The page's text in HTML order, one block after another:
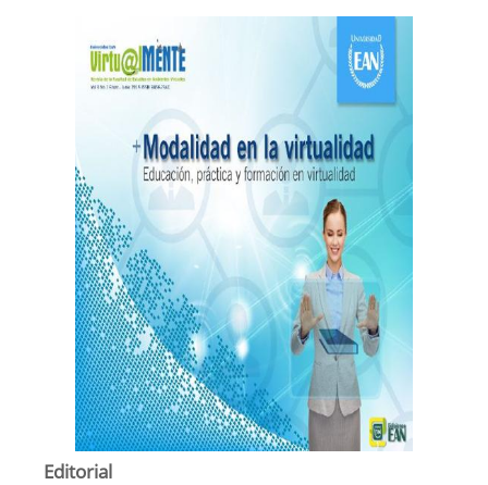
Editorial